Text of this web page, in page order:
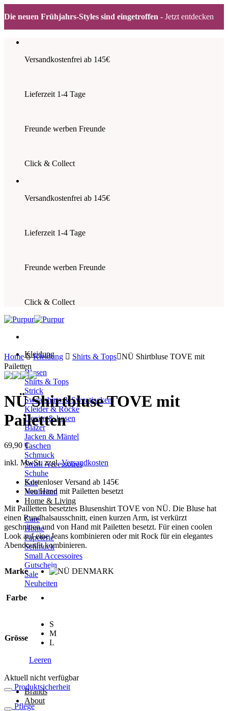
Die neuen Frühjahrs-Styles sind eingetroffen - Jetzt entdecken
Inhalt
Versandkostenfrei ab 145€
Lieferzeit 1-4 Tage
Freunde werben Freunde
Click & Collect
Versandkostenfrei ab 145€
Lieferzeit 1-4 Tage
Freunde werben Freunde
Click & Collect
Kleidung
Blusen
Shirts & Tops
Strick
Sweatshirts & Sweatjacken
Kleider & Röcke
Denim & hosen
Blazer
Jacken & Mäntel
Taschen
Schmuck
Small Accessoires
Schuhe
Sale
Neuheiten
Home & Living
Care
Home
Papeterie
Schmuck
Small Accessoires
Gutschein
Sale
Neuheiten
Brands
About
Home Kleidung Shirts & Tops NÜ Shirtbluse TOVE mit
Pailetten
NÜ Shirtbluse TOVE mit
Pailetten
69,90 €
inkl. MwSt. zzgl.Versandkosten
Kostenloser Versand ab 145€
Von Hand mit Pailetten besetzt
Mit Pailletten besetztes Blusenshirt TOVE von NÜ. Die Bluse hat
einen Rundhalsausschnitt, einen kurzen Arm, ist verkürzt
geschnitten und von Hand mit Pailetten besetzt. Für einen coolen
Look auf eine Jeans kombinieren oder mit Rock für ein elegantes
Abendoutfit kombinieren.
Marke
Farbe
Grösse
S
M
L
Leeren
Aktuell nicht verfügbar
Produktsicherheit
Pflege